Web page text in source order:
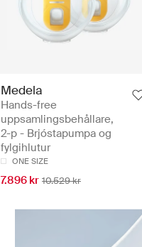
Medela
Hands-free
uppsamlingsbehållare,
2-p - Brjóstapumpa og
fylgihlutur
ONE SIZE
7.896 kr 10.529 kr